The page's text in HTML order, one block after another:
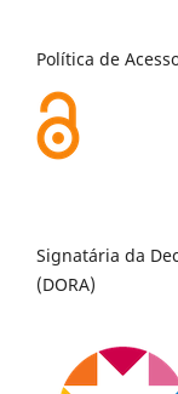
Política de
Signatária da
(DORA)